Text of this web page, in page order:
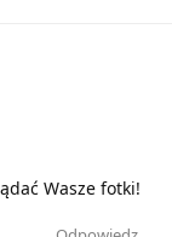
Wasze fotki!